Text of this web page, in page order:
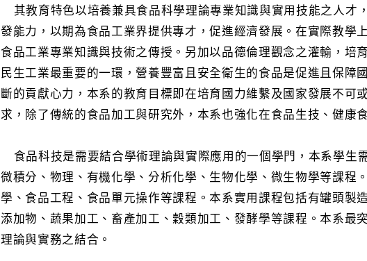
其教育特色以培養兼具食品科學理論專業知識與實用技能之人才
發能力，以期為食品工業界提供專才，促進經濟發展。在實際教學
食品工業專業知識與技術之傳授。另加以品德倫理觀念之灌輸，培
民生工業最重要的一環，營養豐富且安全衛生的食品是促進且保障
斷的貢獻心力，本系的教育目標即在培育國力維繫及國家發展不可
求，除了傳統的食品加工與研究外，本系也強化在食品生技、健康
食品科技是需要結合學術理論與實際應用的一個學門，本系學生
微積分、物理、有機化學、分析化學、生物化學、微生物學等課程
學、食品工程、食品單元操作等課程。本系實用課程包括有罐頭製
添加物、蔬果加工、畜產加工、穀類加工、發酵學等課程。本系最
理論與實務之結合。